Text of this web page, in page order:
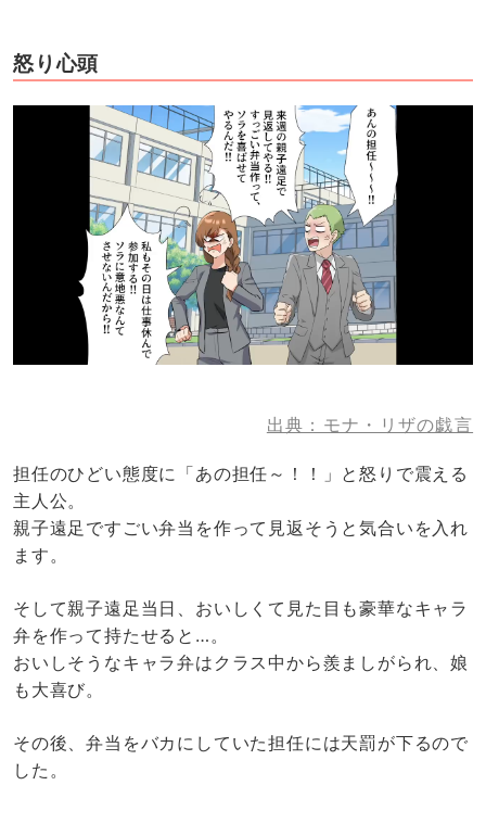
怒り心頭
出典：モナ・リザの戯言
担任のひどい態度に「あの担任～！！」と怒りで震える
主人公。
親子遠足ですごい弁当を作って見返そうと気合いを入れ
ます。
そして親子遠足当日、おいしくて見た目も豪華なキャラ
弁を作って持たせると…。
おいしそうなキャラ弁はクラス中から羨ましがられ、娘
も大喜び。
その後、弁当をバカにしていた担任には天罰が下るので
した。